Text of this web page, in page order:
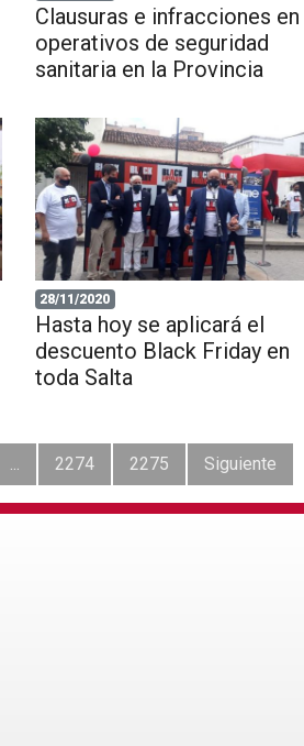
Clausuras e infracciones en
operativos de seguridad
sanitaria en la Provincia
28/11/2020
Hasta hoy se aplicará el
descuento Black Friday en
toda Salta
... 2274 2275 Siguiente